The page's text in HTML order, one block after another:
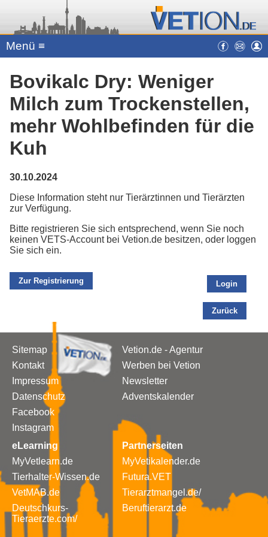
Menü ≡
Bovikalc Dry: Weniger
Milch zum Trockenstellen,
mehr Wohlbefinden für die
Kuh
30.10.2024
Diese Information steht nur Tierärztinnen und Tierärzten
zur Verfügung.
Bitte registrieren Sie sich entsprechend, wenn Sie noch
keinen VETS-Account bei Vetion.de besitzen, oder loggen
Sie sich ein.
Zur Registrierung Login
Zurück
Sitemap
Kontakt
Impressum
Datenschutz
Facebook
Instagram
Vetion.de - Agentur
Werben bei Vetion
Newsletter
Adventskalender
eLearning
MyVetlearn.de
Tierhalter-Wissen.de
VetMAB.de
Deutschkurs-
Tieraerzte.com/
Partnerseiten
MyVetikalender.de
Futura.VET
Tierarztmangel.de/
Beruftierarzt.de